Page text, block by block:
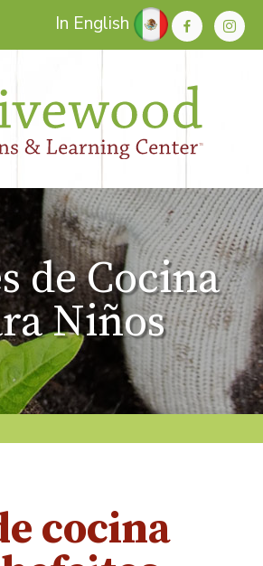
In English
de Cocina
Niños
cocina